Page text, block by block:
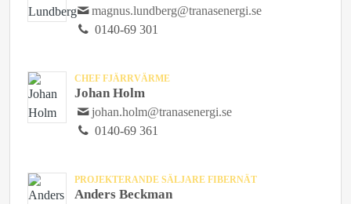
magnus.lundberg@tranasenergi.se
0140-69 301
CHEF FJÄRRVÄRME
Johan Holm
johan.holm@tranasenergi.se
0140-69 361
PROJEKTERANDE SÄLJARE FIBERNÄT
Anders Beckman